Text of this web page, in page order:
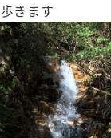
きます